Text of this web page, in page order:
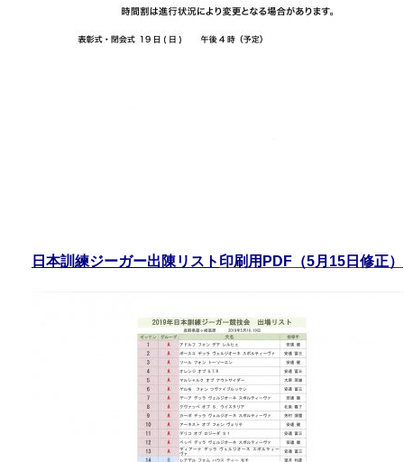
日本訓練ジーガー出陳リスト 印刷用PDF（5月15日修正）